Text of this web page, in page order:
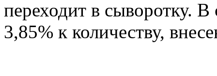
переходит в сыворотку. В
3,85% к количеству,